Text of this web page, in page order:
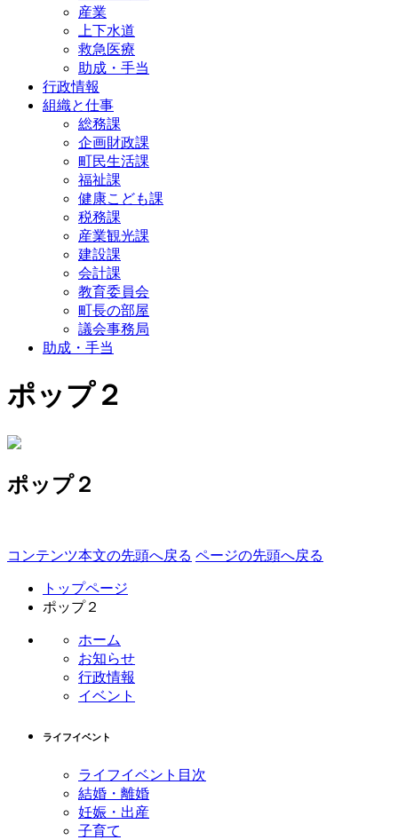
産業
上下水道
救急医療
助成・手当
行政情報
組織と仕事
総務課
企画財政課
町民生活課
福祉課
健康こども課
税務課
産業観光課
建設課
会計課
教育委員会
町長の部屋
議会事務局
助成・手当
ポップ２
ポップ２
コンテンツ本文の先頭へ戻る ページの先頭へ戻る
トップページ
ポップ２
ホーム
お知らせ
行政情報
イベント
ライフイベント
ライフイベント目次
結婚・離婚
妊娠・出産
子育て